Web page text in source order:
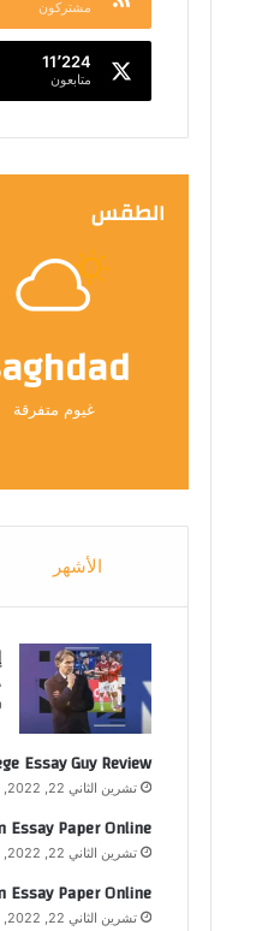
مشتركون
11٬224
متابعون
الطقس
غيوم متفرقة
الأشهر
Essay Guy Review
تشرين الثاني 22, 2022, 12:20 م
Essay Paper Online
تشرين الثاني 22, 2022, 9:53 م
Essay Paper Online
تشرين الثاني 22, 2022, 9:57 م